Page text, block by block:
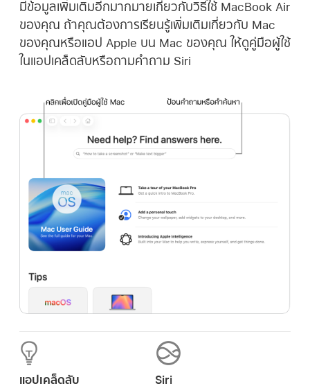
มีข้อมูลเพิ่มเติมอีกมากมายเกี่ยวกับวิธีใช้ MacBook Air
ของคุณ ถ้าคุณต้องการเรียนรู้เพิ่มเติมเกี่ยวกับ Mac
ของคุณหรือแอป Apple บน Mac ของคุณ ให้ดูคู่มือผู้ใช้
ในแอปเคล็ดลับหรือถามคำถาม Siri
แอปเคล็ดลับ Siri